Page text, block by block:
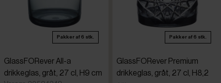
Spiegelau
Pakker af 6 stk.
GlassFORever All-a
drikkeglas, gråt, 27 cl, H9 cm
Pakker af 6 stk.
GlassFORever Premium
drikkeglas, gråt, 27 cl, H8,2